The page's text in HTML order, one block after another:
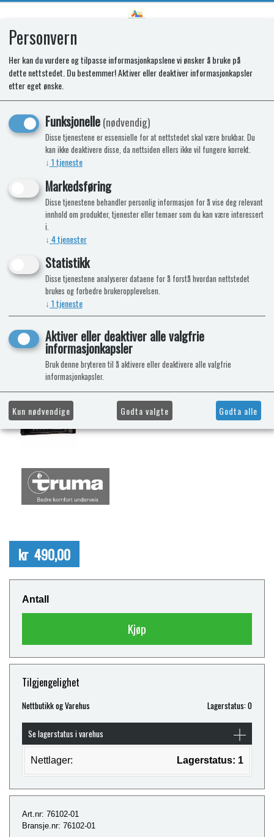
Laderegulator SDC20
kr 490,00
Antall
Kjøp
Tilgjengelighet
Nettbutikk og Varehus Lagerstatus: 0
Se lagerstatus i varehus
Nettlager: Lagerstatus: 1
Art.nr: 76102-01
Bransje.nr: 76102-01
Personvern
Her kan du vurdere og tilpasse informasjonkapslene vi ønsker å bruke på
dette nettstedet. Du bestemmer! Aktiver eller deaktiver informasjonkapsler
etter eget ønske.
Funksjonelle(nødvendig)
Disse tjenestene er essensielle for at nettstedet skal være brukbar. Du
kan ikke deaktivere disse, da nettsiden ellers ikke vil fungere korrekt.
↓ 1tjeneste
Markedsføring
Disse tjenestene behandler personlig informasjon for å vise deg relevant
innhold om produkter, tjenester eller temaer som du kan være interessert
i.
↓ 4tjenester
Statistikk
Disse tjenestene analyserer dataene for å forstå hvordan nettstedet
brukes og forbedre brukeropplevelsen.
↓ 1tjeneste
Aktiver eller deaktiver alle valgfrie
informasjonkapsler
Bruk denne bryteren til å aktivere eller deaktivere alle valgfrie
informasjonkapsler.
Kun nødvendige Godta valgte Godta alle